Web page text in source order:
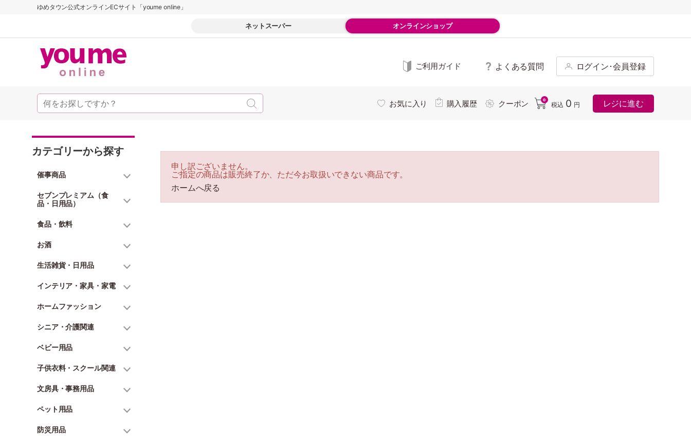
ゆめタウン公式オンラインECサイト「youme online」
ネットスーパー オンラインショップ
ご利用ガイド よくある質問 ログイン･会員登録
お気に入り 購入履歴 クーポン 0
税込 0 円 レジに進む
カテゴリーから探す
催事商品
セブンプレミアム（食
品・日用品）
食品・飲料
お酒
生活雑貨・日用品
インテリア・家具・家電
ホームファッション
シニア・介護関連
ベビー用品
子供衣料・スクール関連
文房具・事務用品
ペット用品
防災用品
申し訳ございません。
ご指定の商品は販売終了か、ただ今お取扱いできない商品です。
ホームへ戻る